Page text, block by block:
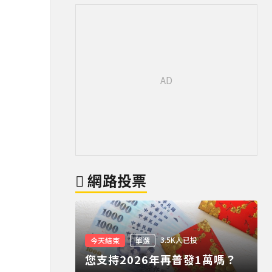
網路投票
今天結束 單選 3.5K人已投
您支持2026年再普發1萬嗎？